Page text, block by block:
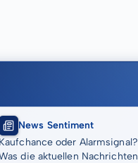
News Sentiment
Kaufchance oder Alarmsignal?
die aktuellen Nachrichten